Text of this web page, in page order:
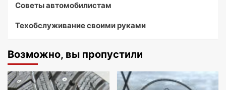
Советы автомобилистам
Техобслуживание своими руками
Возможно, вы пропустили